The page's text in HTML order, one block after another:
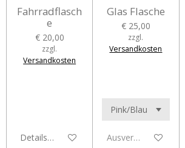
Fahrradflasch
e
€ 20,00
zzgl.
Versandkosten
Details anzeigen
Glas Flasche
€ 25,00
zzgl.
Versandkosten
Ausverkauft